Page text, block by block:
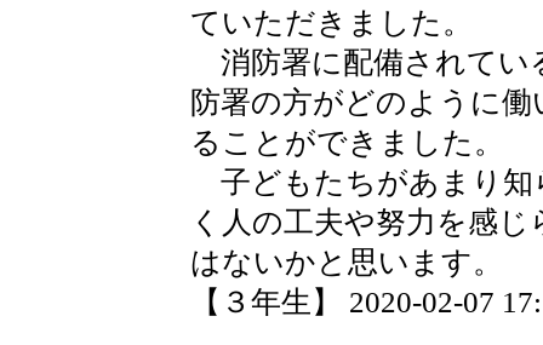
ていただきました。
消防署に配備されてい
防署の方がどのように
ることができました。
子どもたちがあまり知
く人の工夫や努力を感
はないかと思います。
【３年生】 2020-02-07